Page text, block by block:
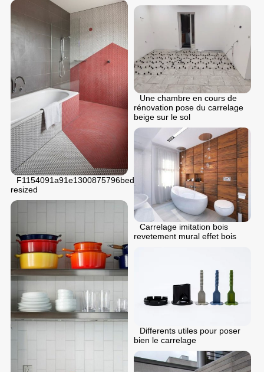
F1154091a91e1300875796bed57d6bbe
resized
Une chambre en cours de
rénovation pose du carrelage
beige sur le sol
Carrelage imitation bois
revetement mural effet bois
Differents utiles pour poser
bien le carrelage